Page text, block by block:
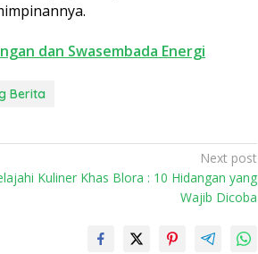
dan Swasembada Energi
Berita
Next post
Kuliner Khas Blora : 10 Hidangan yang
Wajib Dicoba